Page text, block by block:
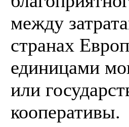
между
странах
единицами
или
кооперативы.